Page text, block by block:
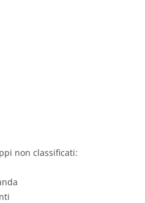
non classificati: